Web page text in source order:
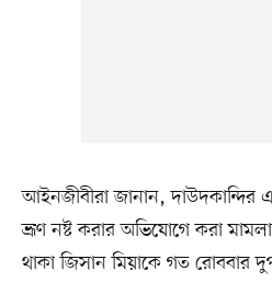
আইনজীবীরা জানান, দাউদকান্দির
ভ্রূণ নষ্ট করার অভিযোগে করা
থাকা জিসান মিয়াকে গত রোববার